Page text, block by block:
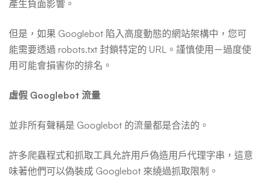
產生負面影響。
但是，如果 Googlebot 陷入高度動態的網站架構中，您可
能需要透過 robots.txt 封鎖特定的 URL。謹慎使用－過度使
用可能會損害你的排名。
虛假 Googlebot 流量
並非所有聲稱是 Googlebot 的流量都是合法的。
許多爬蟲程式和抓取工具允許用戶偽造用戶代理字串，這意
味著他們可以偽裝成 Googlebot 來繞過抓取限制。